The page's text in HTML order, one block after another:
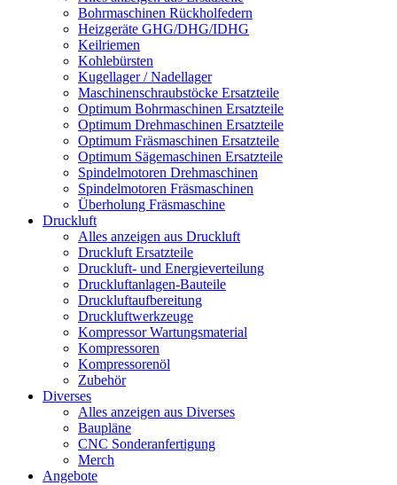
Bohrmaschinen Rückholfedern
Heizgeräte GHG/DHG/IDHG
Keilriemen
Kohlebürsten
Kugellager / Nadellager
Maschinenschraubstöcke Ersatzteile
Optimum Bohrmaschinen Ersatzteile
Optimum Drehmaschinen Ersatzteile
Optimum Fräsmaschinen Ersatzteile
Optimum Sägemaschinen Ersatzteile
Spindelmotoren Drehmaschinen
Spindelmotoren Fräsmaschinen
Überholung Fräsmaschine
Druckluft
Alles anzeigen aus Druckluft
Druckluft Ersatzteile
Druckluft- und Energieverteilung
Druckluftanlagen-Bauteile
Druckluftaufbereitung
Druckluftwerkzeuge
Kompressor Wartungsmaterial
Kompressoren
Kompressorenöl
Zubehör
Diverses
Alles anzeigen aus Diverses
Baupläne
CNC Sonderanfertigung
Merch
Angebote